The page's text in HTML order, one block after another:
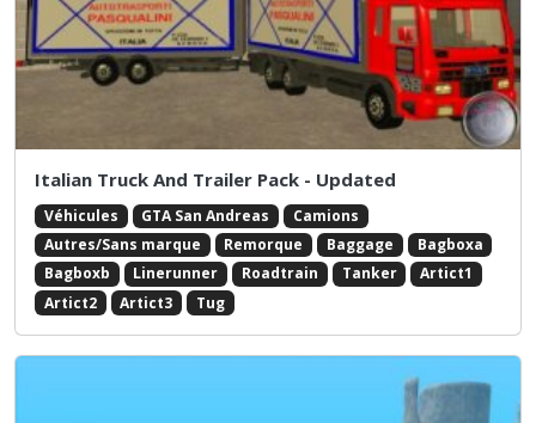
Italian Truck And Trailer Pack - Updated
Véhicules GTA San Andreas
Camions
Autres/Sans marque
Remorque Baggage
Bagboxa
Bagboxb
Linerunner Roadtrain Tanker
Artict1
Artict2
Artict3 Tug